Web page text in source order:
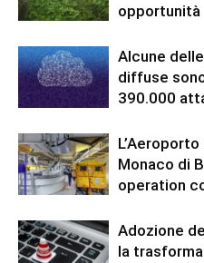
opportunità
Alcune
diffuse
390.000
Monaco di
operation
Adozione
la